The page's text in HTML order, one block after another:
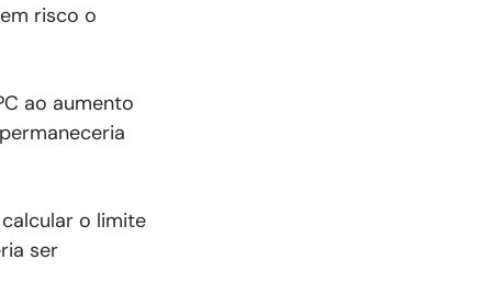
risco o
ao aumento
o limite
ser